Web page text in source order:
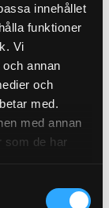
innehållet
funktioner
Vi
annan
och
med.
med annan
som de har